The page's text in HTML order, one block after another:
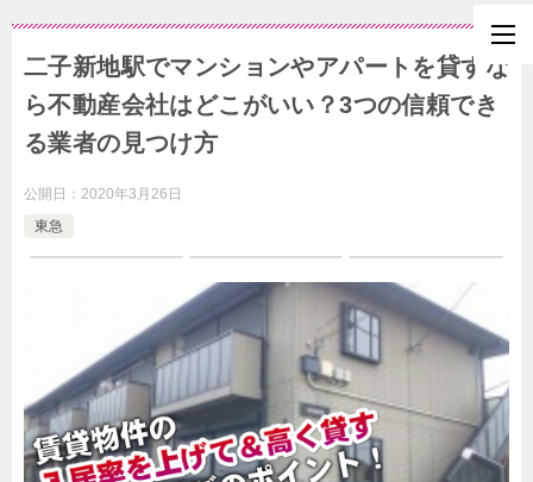
二子新地駅でマンションやアパートを貸すな
ら不動産会社はどこがいい？3つの信頼でき
る業者の見つけ方
公開日： 2020年3月26日
東急